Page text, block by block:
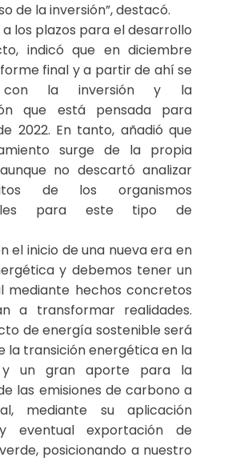
de la inversión”, destacó.
los plazos para el desarrollo
indicó que en diciembre
final y a partir de ahí se
con la inversión y la
que está pensada para
2022. En tanto, añadió que
surge de la propia
no descartó analizar
de los organismos
para este tipo de
el inicio de una nueva era en
y debemos tener un
mediante hechos concretos
a transformar realidades.
de energía sostenible será
la transición energética en la
y un gran aporte para la
las emisiones de carbono a
mediante su aplicación
eventual exportación de
posicionando a nuestro